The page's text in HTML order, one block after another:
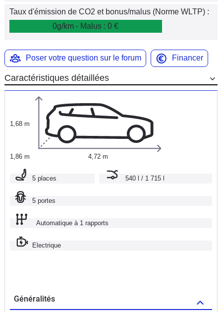
Marques
Taux d'émission de CO2 et bonus/malus (Norme WLTP) :
0g/km - Malus : 0 €
Poser votre question sur le forum Financer
Caractéristiques détaillées
1,68 m
1,86 m 4,72 m
5 places 540 l / 1 715 l
5 portes
Automatique à 1 rapports
Electrique
Généralités